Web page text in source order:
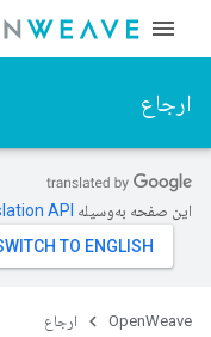
ارجاع
این صفحه به‌وسیله
OpenWeave ارجاع